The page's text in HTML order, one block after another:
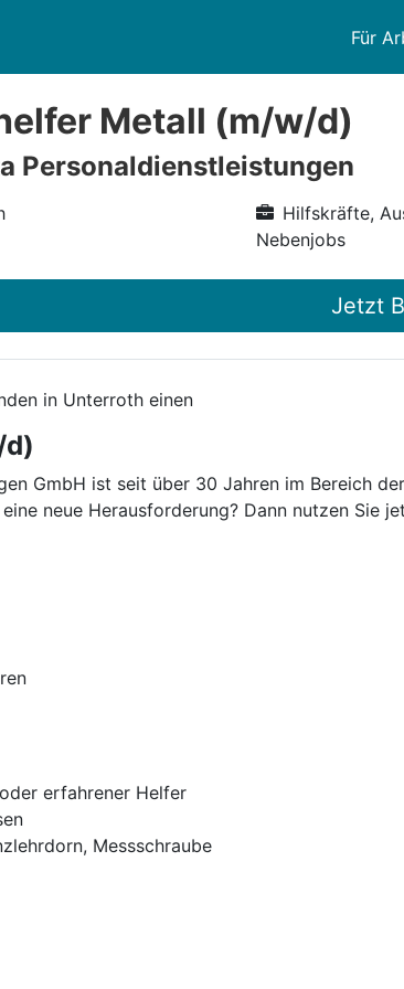
Für
Metall (m/w/d)
Personaldienstleistungen
Hilfskräfte,
Nebenjobs
Jetzt
in Unterroth einen
GmbH ist seit über 30 Jahren im Bereich
neue Herausforderung? Dann nutzen Sie
erfahrener Helfer
Messschraube